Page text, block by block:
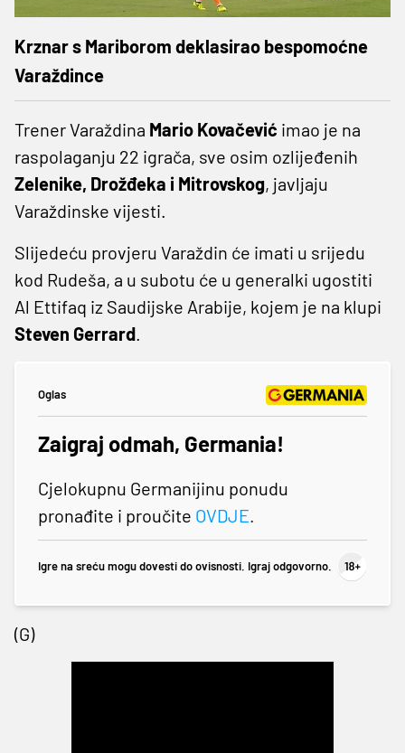
Krznar s Mariborom deklasirao bespomoćne
Varaždince
Trener Varaždina Mario Kovačević imao je na
raspolaganju 22 igrača, sve osim ozlijeđenih
Zelenike, Drožđeka i Mitrovskog, javljaju
Varaždinske vijesti.
Slijedeću provjeru Varaždin će imati u srijedu
kod Rudeša, a u subotu će u generalki ugostiti
Al Ettifaq iz Saudijske Arabije, kojem je na klupi
Steven Gerrard.
Oglas
Zaigraj odmah, Germania!
Cjelokupnu Germanijinu ponudu
pronađite i proučite OVDJE.
Igre na sreću mogu dovesti do ovisnosti. Igraj odgovorno.
(G)